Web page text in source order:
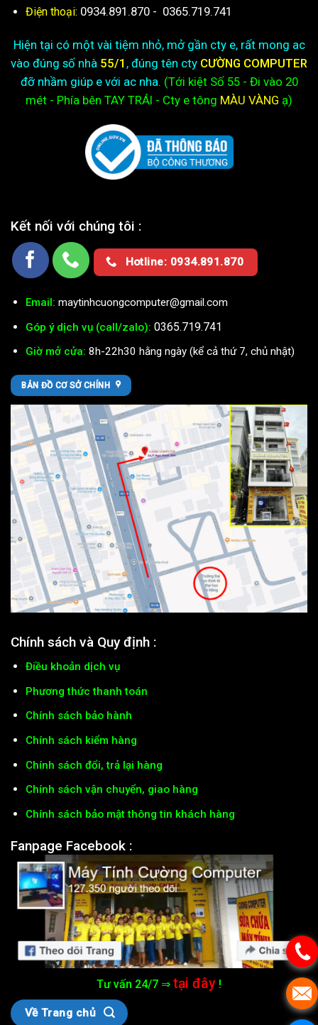
Điện thoại: 0934.891.870 - 0365.719.741
Hiện tại có một vài tiệm nhỏ, mở gần cty e, rất mong ac
vào đúng số nhà 55/1 , đúng tên cty CƯỜNG COMPUTER
đỡ nhầm giúp e với ac nha. (Tới kiệtSố 55 - Đi vào 20
mét - Phía bên TAY TRÁI - Cty e tông MÀU VÀNG ạ)
Kết nối với chúng tôi :
Hotline: 0934.891.870
Email: maytinhcuongcomputer@gmail.com
Góp ý dịch vụ (call/zalo): 0365.719.741
Giờ mở cửa: 8h-22h30 hằng ngày (kể cả thứ 7, chủ nhật)
BẢN ĐỒ CƠ SỞ CHÍNH
Chính sách và Quy định :
Điều khoản dịch vụ
Phương thức thanh toán
Chính sách bảo hành
Chính sách kiểm hàng
Chính sách đổi, trả lại hàng
Chính sách vận chuyển, giao hàng
Chính sách bảo mật thông tin khách hàng
Fanpage Facebook :
Tư vấn 24/7 ⇒ tại đây !
Về Trang chủ